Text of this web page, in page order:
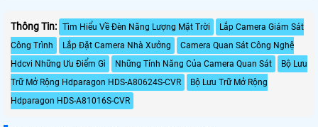
Thông Tin: Tìm Hiểu Về Đèn Năng Lượng Mặt Trời
Lắp Camera Giám Sát
Công Trình
Lắp Đặt Camera Nhà Xưởng
Camera Quan Sát Công Nghệ
Hdcvi Những Ưu Điểm Gì
Những Tính Năng Của Camera Quan Sát
Bộ Lưu
Trữ Mở Rộng Hdparagon HDS-A80624S-CVR
Bộ Lưu Trữ Mở Rộng
Hdparagon HDS-A81016S-CVR